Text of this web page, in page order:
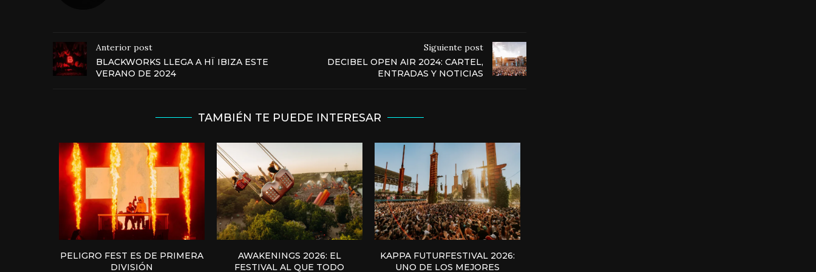
Anterior post
BLACKWORKS LLEGA A HÏ IBIZA ESTE
VERANO DE 2024
Siguiente post
DECIBEL OPEN AIR 2024: CARTEL,
ENTRADAS Y NOTICIAS
TAMBIÉN TE PUEDE INTERESAR
PELIGRO FEST ES DE PRIMERA
DIVISIÓN
AWAKENINGS 2026: EL
FESTIVAL AL QUE TODO
KAPPA FUTURFESTIVAL 2026:
UNO DE LOS MEJORES